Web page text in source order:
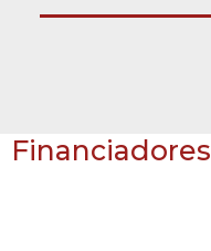
Financiadores